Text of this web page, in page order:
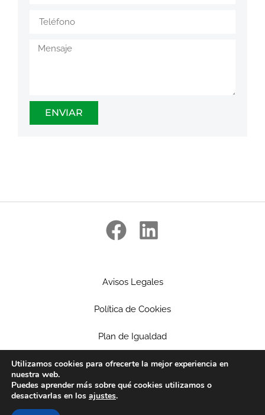
ENVIAR
Avisos Legales
Política de Cookies
Plan de Igualdad
Ética Empresarial
Política de privacidad
Utilizamos cookies para ofrecerte la mejor experiencia en
nuestra web.
Puedes aprender más sobre qué cookies utilizamos o
desactivarlas en los ajustes.